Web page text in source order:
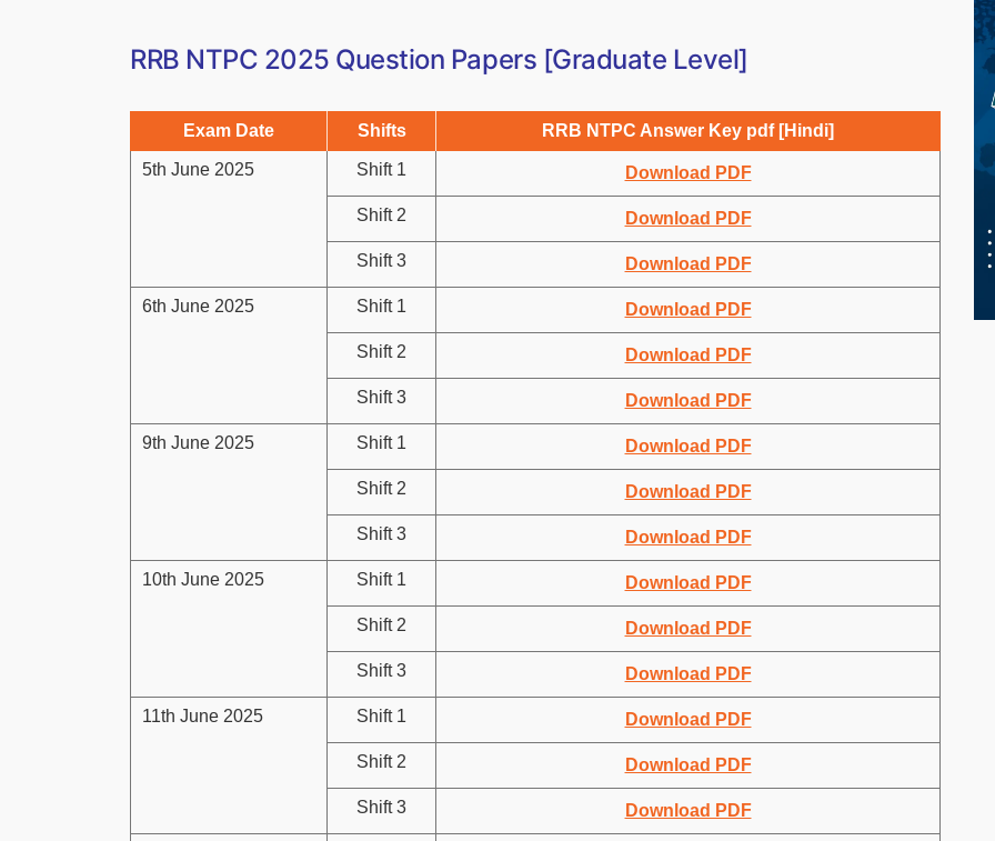
RRB NTPC 2025 Question Papers [Graduate Level]
Exam Date Shifts RRB NTPC Answer Key pdf [Hindi]
5th June 2025 Shift 1 Download PDF
Shift 2 Download PDF
Shift 3 Download PDF
6th June 2025 Shift 1 Download PDF
Shift 2 Download PDF
Shift 3 Download PDF
9th June 2025 Shift 1 Download PDF
Shift 2 Download PDF
Shift 3 Download PDF
10th June 2025 Shift 1 Download PDF
Shift 2 Download PDF
Shift 3 Download PDF
11th June 2025 Shift 1 Download PDF
Shift 2 Download PDF
Shift 3 Download PDF